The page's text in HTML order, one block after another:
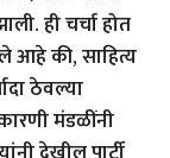
ही चर्चा होत
आहे की, साहित्य
ठेवल्या
मंडळींनी